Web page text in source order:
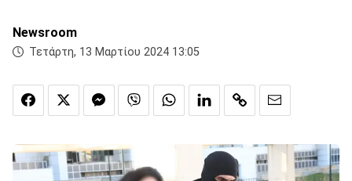
Newsroom
Τετάρτη, 13 Μαρτίου 2024 13:05